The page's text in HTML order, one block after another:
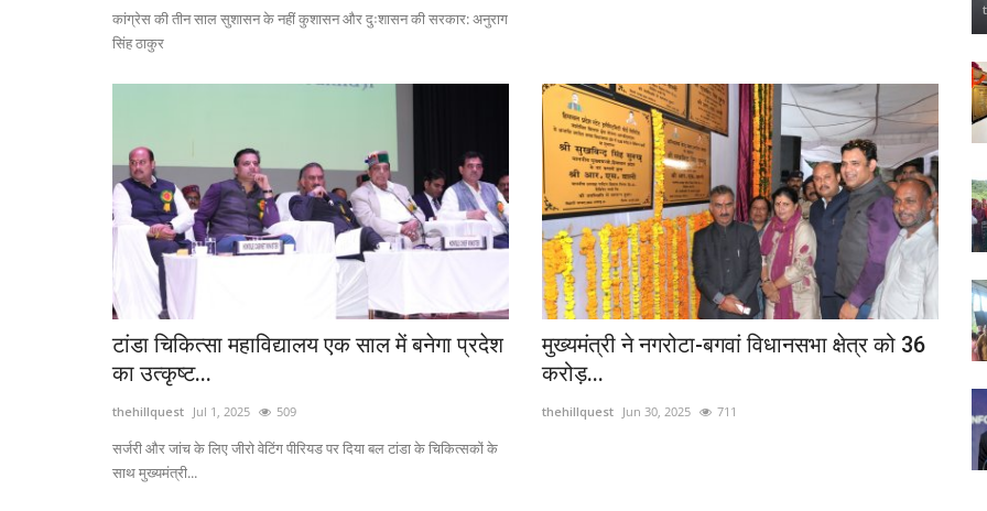
कांग्रेस की तीन साल सुशासन के नहीं कुशासन और दुःशासन की सरकार: अनुराग
सिंह ठाकुर
टांडा चिकित्सा महाविद्यालय एक साल में बनेगा प्रदेश
का उत्कृष्ट...
thehillquest Jul 1, 2025 509
सर्जरी और जांच के लिए जीरो वेटिंग पीरियड पर दिया बल टांडा के चिकित्सकों के
साथ मुख्यमंत्री...
मुख्यमंत्री ने नगरोटा-बगवां विधानसभा क्षेत्र को 36
करोड़...
thehillquest Jun 30, 2025 711